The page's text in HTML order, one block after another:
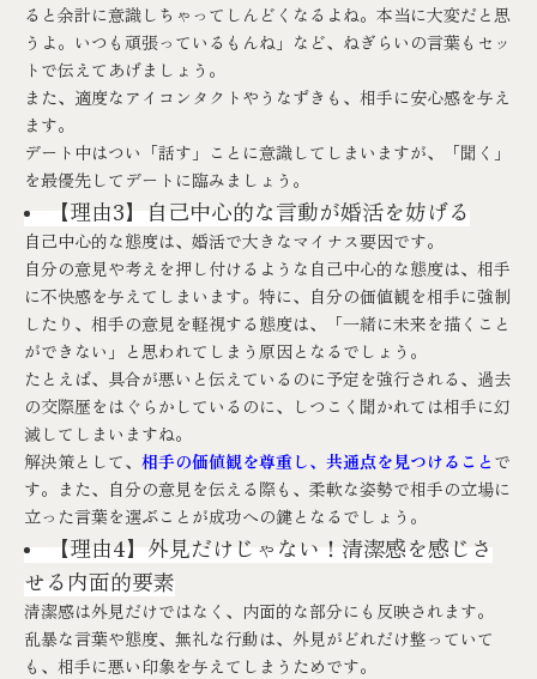
ると余計に意識しちゃってしんどくなるよね。本当に大変だと思
うよ。いつも頑張っているもんね」など、ねぎらいの言葉もセッ
トで伝えてあげましょう。
また、適度なアイコンタクトやうなずきも、相手に安心感を与え
ます。
デート中はつい「話す」ことに意識してしまいますが、「聞く」
を最優先してデートに臨みましょう。
【理由3】自己中心的な言動が婚活を妨げる
自己中心的な態度は、婚活で大きなマイナス要因です。
自分の意見や考えを押し付けるような自己中心的な態度は、相手
に不快感を与えてしまいます。特に、自分の価値観を相手に強制
したり、相手の意見を軽視する態度は、「一緒に未来を描くこと
ができない」と思われてしまう原因となるでしょう。
たとえば、具合が悪いと伝えているのに予定を強行される、過去
の交際歴をはぐらかしているのに、しつこく聞かれては相手に幻
滅してしまいますね。
解決策として、 相手の価値観を尊重し、共通点を見つけること で
す。また、自分の意見を伝える際も、柔軟な姿勢で相手の立場に
立った言葉を選ぶことが成功への鍵となるでしょう。
【理由4】外見だけじゃない！清潔感を感じさ
せる内面的要素
清潔感は外見だけではなく、内面的な部分にも反映されます。
乱暴な言葉や態度、無礼な行動は、外見がどれだけ整っていて
も、相手に悪い印象を与えてしまうためです。